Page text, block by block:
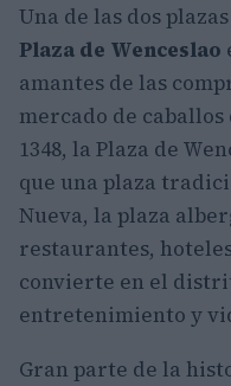
Una de las dos
Plaza de Wenceslao
amantes de las
mercado de caballos
1348, la Plaza de
que una plaza
Nueva, la plaza
restaurantes,
convierte en el
entretenimiento y
Gran parte de la